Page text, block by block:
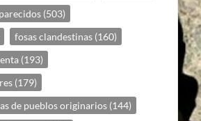
(503)
fosas clandestinas (160)
(193)
(179)
de pueblos originarios (144)